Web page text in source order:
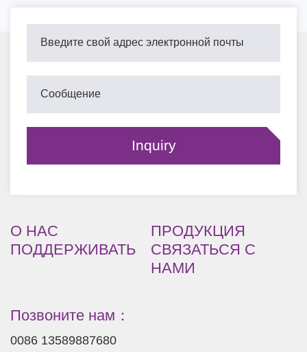
О НАС
ПРОДУКЦИЯ
ПОДДЕРЖИВАТЬ
СВЯЗАТЬСЯ С
НАМИ
Позвоните нам：
0086 13589887680